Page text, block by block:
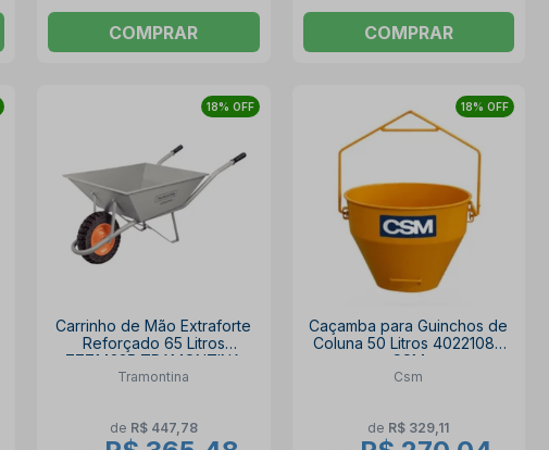
COMPRAR COMPRAR
18% OFF
Carrinho de Mão Extraforte
Reforçado 65 Litros
77714235 TRAMONTINA
Tramontina
de R$ 447,78
18% OFF
Caçamba para Guinchos de
Coluna 50 Litros 40221086
CSM
Csm
de R$ 329,11